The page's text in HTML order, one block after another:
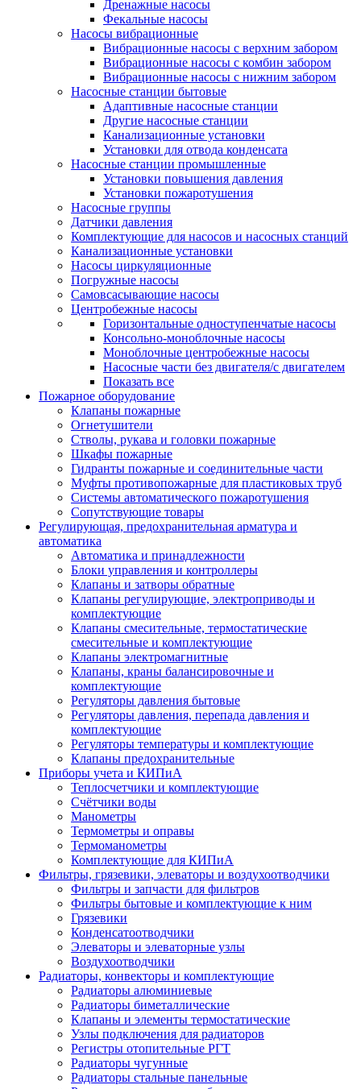
Дренажные насосы
Фекальные насосы
Насосы вибрационные
Вибрационные насосы с верхним забором
Вибрационные насосы с комбин забором
Вибрационные насосы с нижним забором
Насосные станции бытовые
Адаптивные насосные станции
Другие насосные станции
Канализационные установки
Установки для отвода конденсата
Насосные станции промышленные
Установки повышения давления
Установки пожаротушения
Насосные группы
Датчики давления
Комплектующие для насосов и насосных станций
Канализационные установки
Насосы циркуляционные
Погружные насосы
Самовсасывающие насосы
Центробежные насосы
Горизонтальные одноступенчатые насосы
Консольно-моноблочные насосы
Моноблочные центробежные насосы
Насосные части без двигателя/с двигателем
Показать все
Пожарное оборудование
Клапаны пожарные
Огнетушители
Стволы, рукава и головки пожарные
Шкафы пожарные
Гидранты пожарные и соединительные части
Муфты противопожарные для пластиковых труб
Системы автоматического пожаротушения
Сопутствующие товары
Регулирующая, предохранительная арматура и
автоматика
Автоматика и принадлежности
Блоки управления и контроллеры
Клапаны и затворы обратные
Клапаны регулирующие, электроприводы и
комплектующие
Клапаны смесительные, термостатические
смесительные и комплектующие
Клапаны электромагнитные
Клапаны, краны балансировочные и
комплектующие
Регуляторы давления бытовые
Регуляторы давления, перепада давления и
комплектующие
Регуляторы температуры и комплектующие
Клапаны предохранительные
Приборы учета и КИПиА
Теплосчетчики и комплектующие
Счётчики воды
Манометры
Термометры и оправы
Термоманометры
Комплектующие для КИПиА
Фильтры, грязевики, элеваторы и воздухоотводчики
Фильтры и запчасти для фильтров
Фильтры бытовые и комплектующие к ним
Грязевики
Конденсатоотводчики
Элеваторы и элеваторные узлы
Воздухоотводчики
Радиаторы, конвекторы и комплектующие
Радиаторы алюминиевые
Радиаторы биметаллические
Клапаны и элементы термостатические
Узлы подключения для радиаторов
Регистры отопительные РГТ
Радиаторы чугунные
Радиаторы стальные панельные